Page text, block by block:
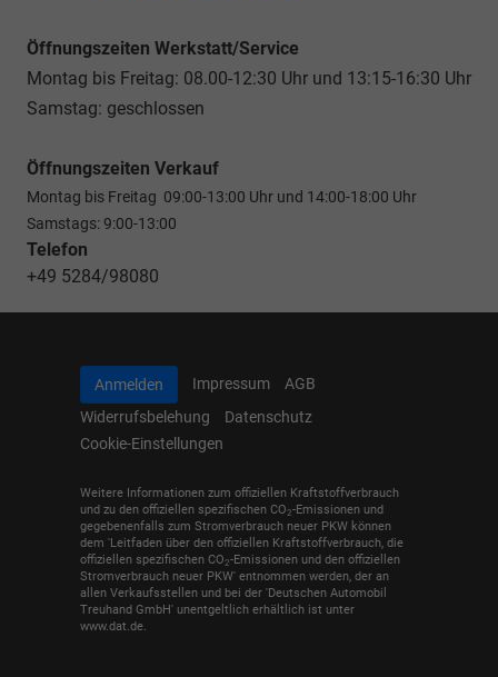
Öffnungszeiten Werkstatt/Service
Montag bis Freitag: 08.00-12:30 Uhr und 13:15-16:30 Uhr
Samstag: geschlossen
Öffnungszeiten Verkauf
Montag bis Freitag 09:00-13:00 Uhr und 14:00-18:00 Uhr
Samstags: 9:00-13:00
Telefon
+49 5284/98080
Anmelden Impressum
AGB
Widerrufsbelehung
Datenschutz
Cookie-Einstellungen
Weitere Informationen zum offiziellen Kraftstoffverbrauch
und zu den offiziellen spezifischen CO2-Emissionen und
gegebenenfalls zum Stromverbrauch neuer PKW können
dem 'Leitfaden über den offiziellen Kraftstoffverbrauch, die
offiziellen spezifischen CO2-Emissionen und den offiziellen
Stromverbrauch neuer PKW' entnommen werden, der an
allen Verkaufsstellen und bei der 'Deutschen Automobil
Treuhand GmbH' unentgeltlich erhältlich ist unter
www.dat.de.